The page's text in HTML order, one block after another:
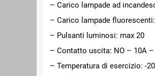
– Carico lampade ad
– Carico lampade
– Pulsanti luminosi: max 20
– Contatto uscita: NO – 10A
– Temperatura di esercizio: -20